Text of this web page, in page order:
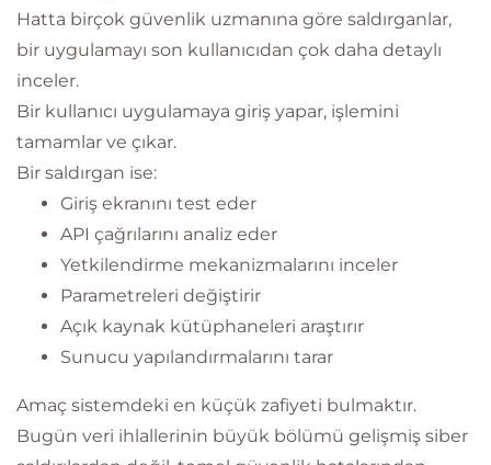
Hatta birçok güvenlik uzmanına göre saldırganlar,
bir uygulamayı son kullanıcıdan çok daha detaylı
inceler.
Bir kullanıcı uygulamaya giriş yapar, işlemini
tamamlar ve çıkar.
Bir saldırgan ise:
Giriş ekranını test eder
API çağrılarını analiz eder
Yetkilendirme mekanizmalarını inceler
Parametreleri değiştirir
Açık kaynak kütüphaneleri araştırır
Sunucu yapılandırmalarını tarar
Amaç sistemdeki en küçük zafiyeti bulmaktır.
Bugün veri ihlallerinin büyük bölümü gelişmiş siber